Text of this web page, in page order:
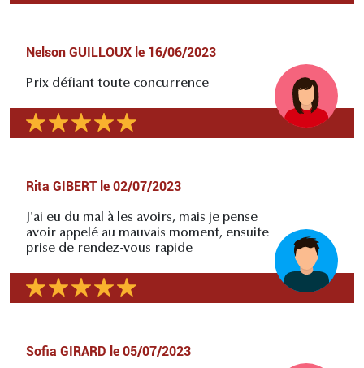
Nelson GUILLOUX le 16/06/2023
Prix défiant toute concurrence
Rita GIBERT le 02/07/2023
J'ai eu du mal à les avoirs, mais je pense
avoir appelé au mauvais moment, ensuite
prise de rendez-vous rapide
Sofia GIRARD le 05/07/2023